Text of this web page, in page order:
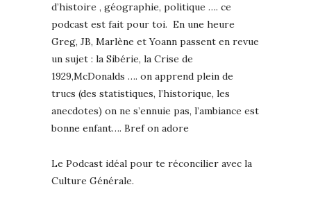
d’histoire , géographie, politique …. ce
podcast est fait pour toi. En une heure
Greg, JB, Marlène et Yoann passent en revue
un sujet : la Sibérie, la Crise de
1929,McDonalds …. on apprend plein de
trucs (des statistiques, l’historique, les
anecdotes) on ne s’ennuie pas, l’ambiance est
bonne enfant…. Bref on adore
Le Podcast idéal pour te réconcilier avec la
Culture Générale.